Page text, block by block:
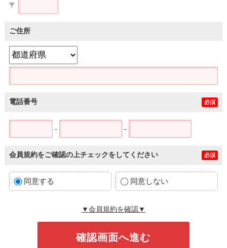
〒
ご住所
電話番号 必須
- -
会員規約をご確認の上チェックをしてください 必須
同意する 同意しない
▼会員規約を確認▼